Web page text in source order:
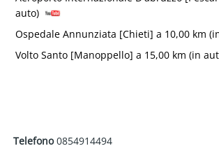
auto)
Ospedale Annunziata [Chieti] a 10,00 km
Volto Santo [Manoppello] a 15,00 km (in
Telefono0854914494